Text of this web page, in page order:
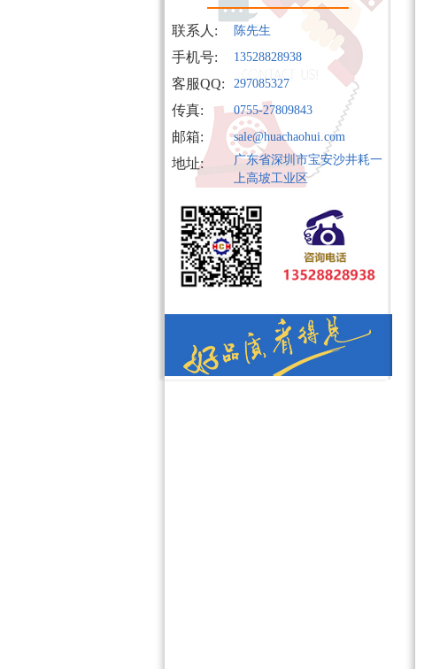
联系人: 陈先生
手机号: 13528828938
客服QQ: 297085327
传真: 0755-27809843
邮箱: sale@huachaohui.com
地址:
广东省深圳市宝安沙井耗一
上高坡工业区